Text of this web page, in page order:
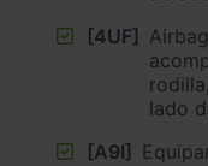
[4UF]
lado
[A9I]